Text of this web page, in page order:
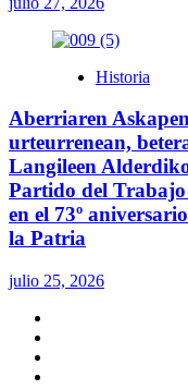
Historia
Aberriaren
urteurrenean,
Langileen
Partido del Trabajo
en el 73º
la Patria
julio 25, 2026